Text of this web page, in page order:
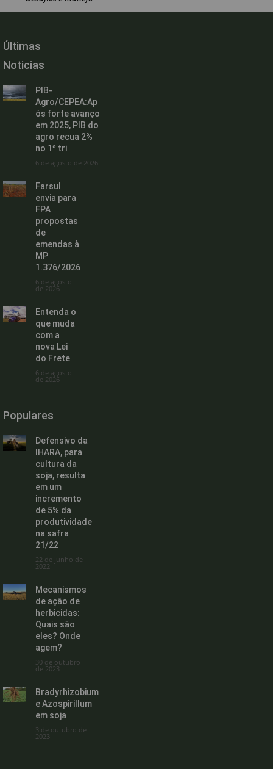
Últimas
Noticias
PIB-
Agro/CEPEA:Ap
ós forte avanço
em 2025, PIB do
agro recua 2%
no 1º tri
6 de agosto de 2026
Farsul
envia para
FPA
propostas
de
emendas à
MP
1.376/2026
6 de agosto
de 2026
Entenda o
que muda
com a
nova Lei
do Frete
6 de agosto
de 2026
Populares
Defensivo da
IHARA, para
cultura da
soja, resulta
em um
incremento
de 5% da
produtividade
na safra
21/22
22 de junho de
2022
Mecanismos
de ação de
herbicidas:
Quais são
eles? Onde
agem?
30 de outubro
de 2023
Bradyrhizobium
e Azospirillum
em soja
3 de outubro de
2023